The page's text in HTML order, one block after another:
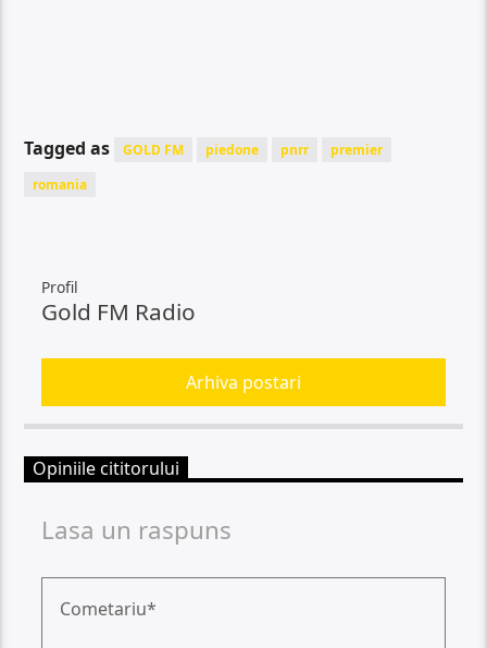
Tagged as GOLD FM piedone pnrr
premier
romania
Profil
Gold FM Radio
Arhiva postari
Opiniile cititorului
Lasa un raspuns